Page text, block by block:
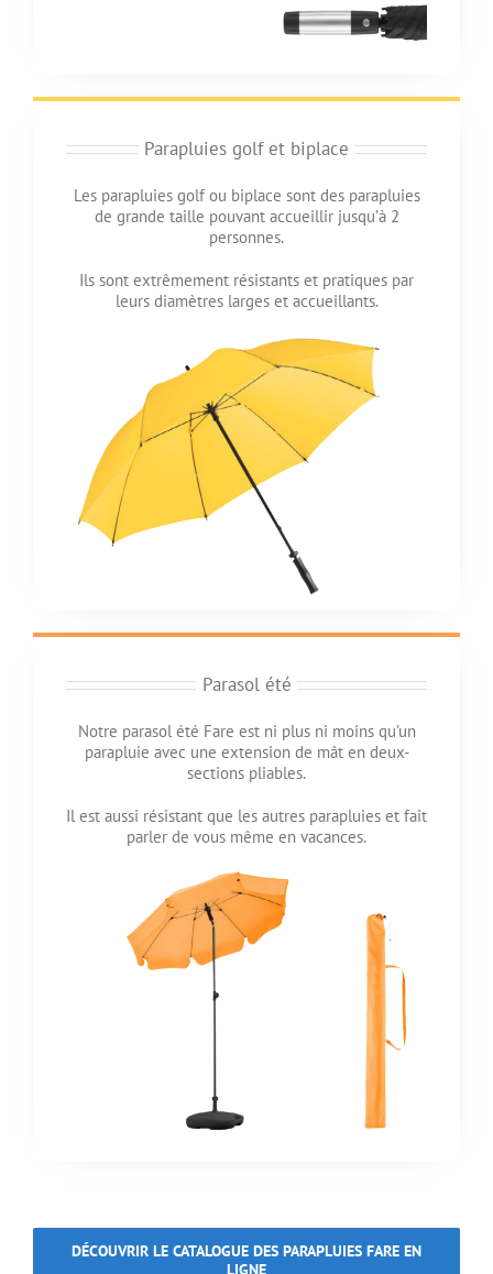
Parapluies golf et biplace
Les parapluies golf ou biplace sont des parapluies
de grande taille pouvant accueillir jusqu’à 2
personnes.
Ils sont extrêmement résistants et pratiques par
leurs diamètres larges et accueillants.
Parasol été
Notre parasol été Fare est ni plus ni moins qu’un
parapluie avec une extension de mât en deux-
sections pliables.
Il est aussi résistant que les autres parapluies et fait
parler de vous même en vacances.
DÉCOUVRIR LE CATALOGUE DES PARAPLUIES FARE EN